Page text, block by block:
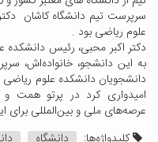
سرپرست تیم دانشگاه کاشان
علوم ریاضی بود .
دکتر اکبر محبی، رئیس دانشکده
به این دانشجو، خانواده‌اش،
دانشجویان دانشکده علوم
امیدواری کرد در پرتو همت
عرصه‌های ملی و بین‌المللی برای